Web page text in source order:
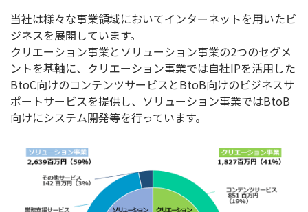
当社は様々な事業領域においてインターネットを用いたビ
ジネスを展開しています。
クリエーション事業とソリューション事業の2つのセグメ
ントを基軸に、クリエーション事業では自社IPを活用した
BtoC向けのコンテンツサービスとBtoB向けのビジネスサ
ポートサービスを提供し、ソリューション事業ではBtoB
向けにシステム開発等を行っています。